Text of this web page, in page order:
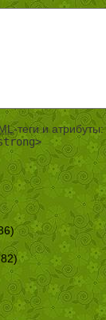
-теги и атрибуты: